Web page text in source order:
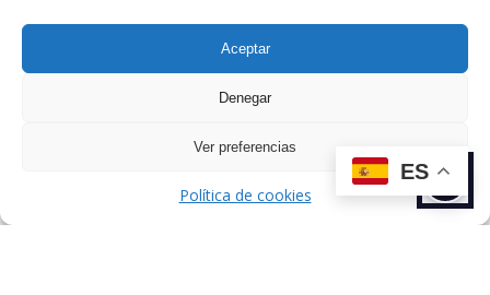
Aceptar
Denegar
Ver preferencias
Política de cookies
ES